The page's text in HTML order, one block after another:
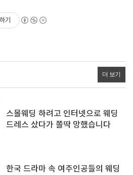
기
더 보기
스몰웨딩 하려고 인터넷으로 웨딩
드레스 샀다가 쫄딱 망했습니다
한국 드라마 속 여주인공들의 웨딩